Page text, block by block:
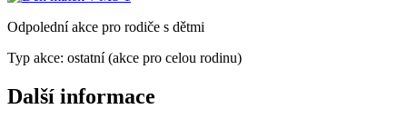
Odpolední akce pro rodiče s dětmi
Typ akce: ostatní (akce pro celou rodinu)
Další informace